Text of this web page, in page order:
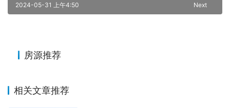
Next
2024-05-31 上午4:50
房源推荐
相关文章推荐